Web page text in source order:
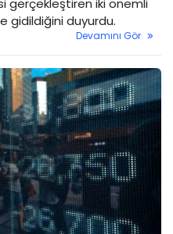
gidildiğini duyurdu.
Devamını Gör